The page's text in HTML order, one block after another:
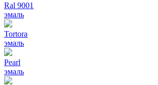
Ral 9001
эмаль
Tortora
эмаль
Pearl
эмаль